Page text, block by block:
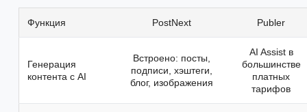
Функция PostNext Publer
Генерация
контента с AI
Встроено: посты,
подписи, хэштеги,
блог, изображения
AI Assist в
большинстве
платных
тарифов